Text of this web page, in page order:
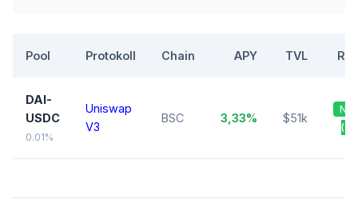
Pool Protokoll Chain APY TVL
DAI-
USDC
0.01%
Uniswap
V3
BSC 3,33% $51k